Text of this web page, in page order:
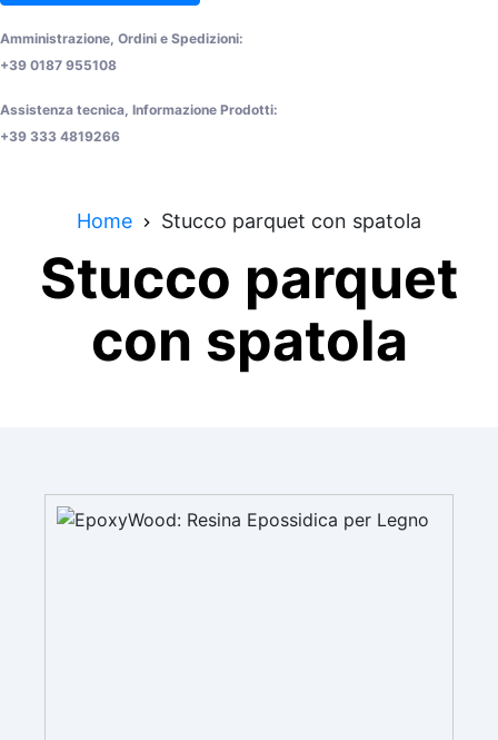
Amministrazione, Ordini e Spedizioni:
+39 0187 955108
Assistenza tecnica, Informazione Prodotti:
+39 333 4819266
Home Stucco parquet con spatola
Stucco parquet
con spatola